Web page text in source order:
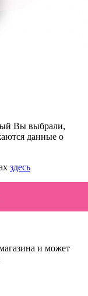
Вы выбрали,
данные о
здесь
и может